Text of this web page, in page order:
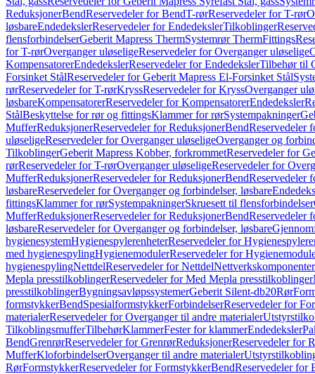
ReduksjonerBendReservedeler for BendT-rørReservedeler for T-rør
løsbareEndedekslerReservedeler for EndedekslerTilkoblinger
flensforbindelserGeberit Mapress ThermSystemrør ThermFittings
for T-rørOverganger uløseligeReservedeler for Overganger uløselige
KompensatorerEndedekslerReservedeler for EndedekslerTilbehør til
Forsinket StålReservedeler for Geberit Mapress El-Forsinket Stål
rørReservedeler for T-rørKryssReservedeler for KryssOverganger
løsbareKompensatorerReservedeler for KompensatorerEndedeksler
StålBeskyttelse for rør og fittingsKlammer for rørSystempakninger
MufferReduksjonerReservedeler for ReduksjonerBendReservedeler
uløseligeReservedeler for Overganger uløseligeOverganger og
TilkoblingerGeberit Mapress Kobber, forkrommetReservedeler for
rørReservedeler for T-rørOverganger uløseligeReservedeler for
MufferReduksjonerReservedeler for ReduksjonerBendReservedeler
løsbareReservedeler for Overganger og forbindelser, løsbare
fittingsKlammer for rørSystempakningerSkruesett til flensforbindelser
MufferReduksjonerReservedeler for ReduksjonerBendReservedeler
løsbareReservedeler for Overganger og forbindelser, løsbare
hygienesystemHygienespylerenheterReservedeler for
med hygienespylingHygienemodulerReservedeler for
hygienespylingNettdelReservedeler for NettdelNettverkskomponenter
Mepla presstilkoblingerReservedeler for Med Mepla presstilkoblinger
presstilkoblingerBygningsavløpssystemerGeberit Silent-db20Rør
formstykkerBendSpesialformstykkerForbindelserReservedeler for
materialerReservedeler for Overganger til andre materialer
TilkoblingsmufferTilbehørKlammerFester for klammerEndedeksler
BendGrenrørReservedeler for GrenrørReduksjonerReservedeler for
MufferKloforbindelserOverganger til andre materialer
RørFormstykkerReservedeler for FormstykkerBendReservedeler for